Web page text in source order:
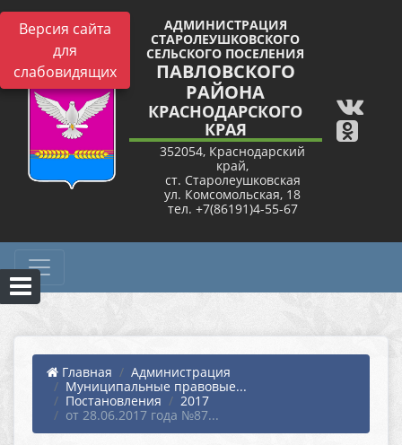
Версия сайта
для
слабовидящих
АДМИНИСТРАЦИЯ
СТАРОЛЕУШКОВСКОГО
СЕЛЬСКОГО ПОСЕЛЕНИЯ
ПАВЛОВСКОГО
РАЙОНА
КРАСНОДАРСКОГО
КРАЯ
352054, Краснодарский
край,
ст. Старолеушковская
ул. Комсомольская, 18
тел. +7(86191)4-55-67
Главная
Администрация
Муниципальные правовые...
Постановления
2017
от 28.06.2017 года №87...